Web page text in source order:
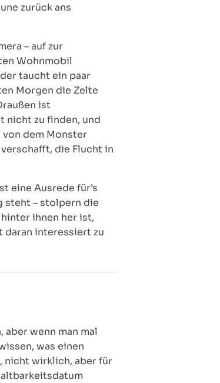
zurück ans
– auf zur
Wohnmobil
taucht ein paar
Morgen die Zelte
ist
nicht zu finden, und
von dem Monster
die Flucht in
eine Ausrede für’s
steht – stolpern die
ihnen her ist,
daran interessiert zu
wenn man mal
was einen
nicht wirklich, aber für